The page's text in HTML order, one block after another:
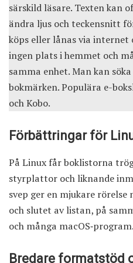
särskild läsare. Texten kan
ändra ljus och teckensnitt
köps eller lånas via internet
ingen plats i hemmet och
samma enhet. Man kan
bokmärken. Populära e-
ochKobo.
Förbättringar för
På Linux får boklistorna
styrplattor och liknande
svep ger en mjukare
och slutet av listan, på
och många macOS‑program.
Bredare formatstöd